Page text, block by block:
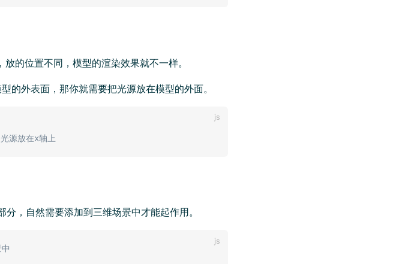
的位置不同，模型的渲染效果就不一样。
的外表面，那你就需要把光源放在模型的外面。
源放在x轴上
，自然需要添加到三维场景中才能起作用。